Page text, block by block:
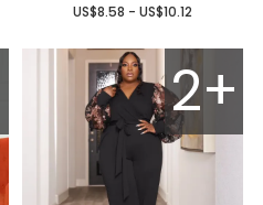
US$8.58 - US$10.12
2+